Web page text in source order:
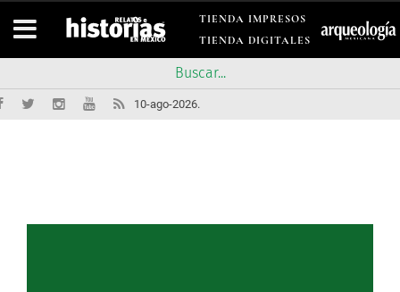
TIENDA IMPRESOS
TIENDA DIGITALES
10-ago-2026.